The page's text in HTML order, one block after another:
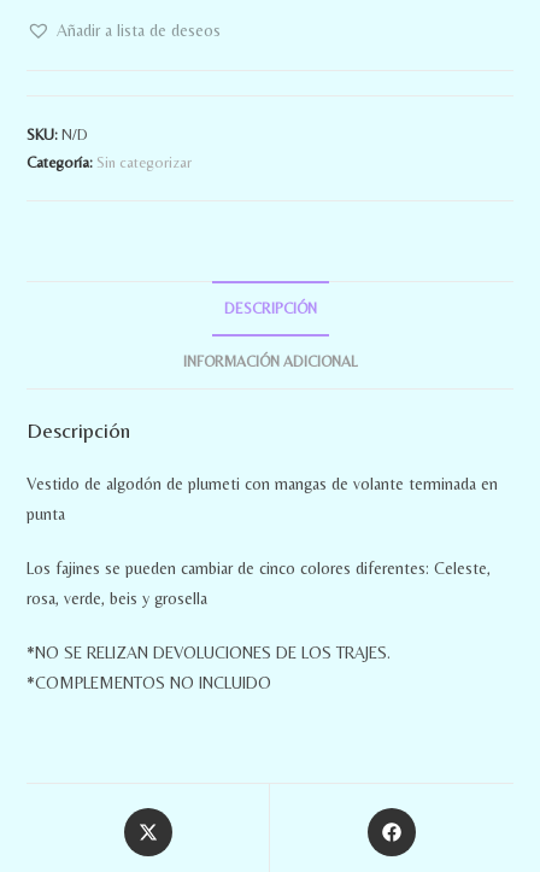
Añadir a lista de deseos
SKU:N/D
Categoría: Sin categorizar
DESCRIPCIÓN
INFORMACIÓN ADICIONAL
Descripción
Vestido de algodón de plumeti con mangas de volante terminada en
punta
Los fajines se pueden cambiar de cinco colores diferentes: Celeste,
rosa, verde, beis y grosella
*NO SE RELIZAN DEVOLUCIONES DE LOS TRAJES.
*COMPLEMENTOS NO INCLUIDO